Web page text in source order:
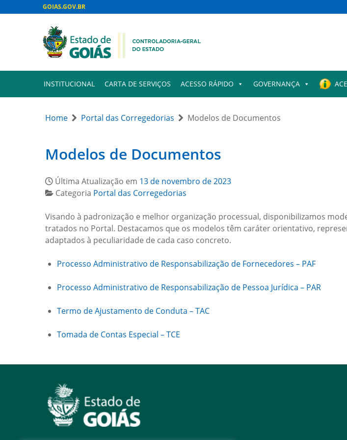
GOIAS.GOV.BR
INSTITUCIONAL CARTA DE SERVIÇOS ACESSO RÁPIDO GOVERNANÇA
Home Portal das Corregedorias Modelos de Documentos
Modelos de Documentos
Última Atualização em 13 de novembro de 2023
Categoria Portal das Corregedorias
Visando à padronização e melhor organização processual, disponibilizamos
tratados no Portal. Destacamos que os modelos têm caráter orientativo,
adaptados à peculiaridade de cada caso concreto.
Processo Administrativo de Responsabilização de Fornecedores – PAF
Processo Administrativo de Responsabilização de Pessoa Jurídica – PAR
Termo de Ajustamento de Conduta – TAC
Tomada de Contas Especial – TCE